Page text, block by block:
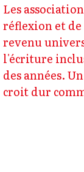
Les
réflexion et de
revenu
l'écriture
des années.
croit dur